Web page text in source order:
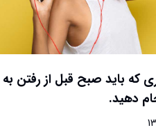
که باید صبح قبل از رفتن به
دهید.